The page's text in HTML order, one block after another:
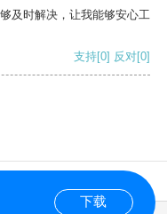
及时解决，让我能够安心工
支持[0] 反对[0]
下载